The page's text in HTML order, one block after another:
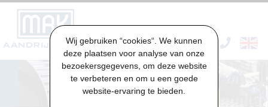
Wij gebruiken “cookies“. We kunnen
deze plaatsen voor analyse van onze
bezoekersgegevens, om deze website
te verbeteren en om u een goede
website-ervaring te bieden.
VACATURES & STAGES